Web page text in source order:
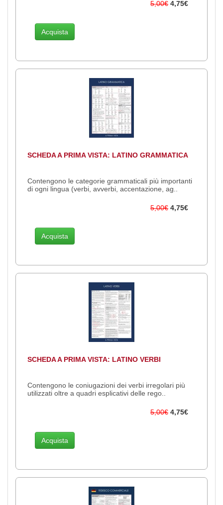
5,00€ 4,75€
Acquista
SCHEDA A PRIMA VISTA: LATINO GRAMMATICA
Contengono le categorie grammaticali più importanti
di ogni lingua (verbi, avverbi, accentazione, ag..
5,00€ 4,75€
Acquista
SCHEDA A PRIMA VISTA: LATINO VERBI
Contengono le coniugazioni dei verbi irregolari più
utilizzati oltre a quadri esplicativi delle rego..
5,00€ 4,75€
Acquista